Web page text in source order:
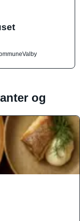
Valby
og